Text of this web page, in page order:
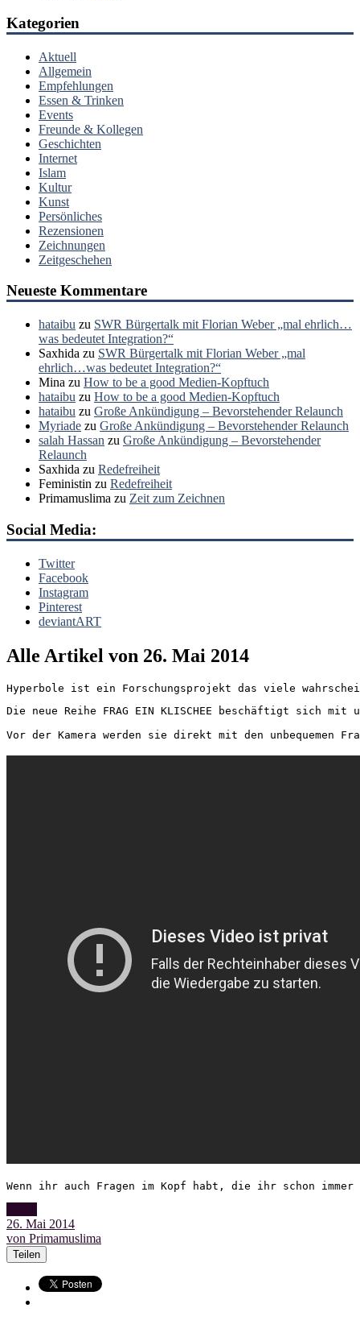
Kategorien
Aktuell
Allgemein
Empfehlungen
Essen & Trinken
Events
Freunde & Kollegen
Geschichten
Internet
Islam
Kultur
Kunst
Persönliches
Rezensionen
Zeichnungen
Zeitgeschehen
Neueste Kommentare
hataibu zu SWR Bürgertalk mit Florian Weber „mal ehrlich…
was bedeutet Integration?“
Saxhida zu SWR Bürgertalk mit Florian Weber „mal
ehrlich…was bedeutet Integration?“
Mina zu How to be a good Medien-Kopftuch
hataibu zu How to be a good Medien-Kopftuch
hataibu zu Große Ankündigung – Bevorstehender Relaunch
Myriade zu Große Ankündigung – Bevorstehender Relaunch
salah Hassan zu Große Ankündigung – Bevorstehender
Relaunch
Saxhida zu Redefreiheit
Feministin zu Redefreiheit
Primamuslima zu Zeit zum Zeichnen
Social Media:
Twitter
Facebook
Instagram
Pinterest
deviantART
Alle Artikel von 26. Mai 2014
Hyperbole ist ein Forschungsprojekt das viele
Die neue Reihe FRAG EIN KLISCHEE beschäftigt sich
Vor der Kamera werden sie direkt mit den unbequemen
Wenn ihr auch Fragen im Kopf habt, die ihr schon
26. Mai 2014
von Primamuslima
Teilen